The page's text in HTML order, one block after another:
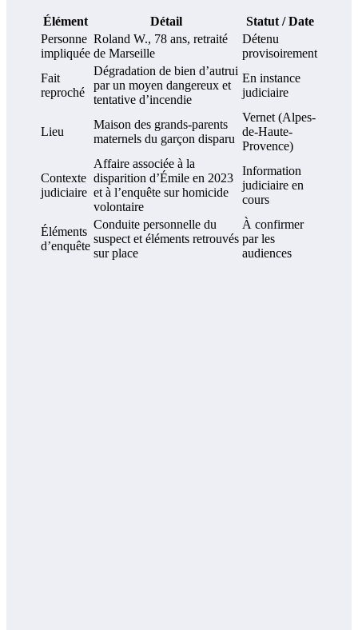
Élément Détail
Statut / Date
Personne
impliquée
Roland W., 78 ans, retraité
de Marseille
Détenu
provisoirement
Fait
reproché
Dégradation de bien d’autrui
par un moyen dangereux et
tentative d’incendie
En instance
judiciaire
Lieu
Maison des grands-parents
maternels du garçon disparu
Vernet (Alpes-
de-Haute-
Provence)
Contexte
judiciaire
Affaire associée à la
disparition d’Émile en 2023
et à l’enquête sur homicide
volontaire
Information
judiciaire en
cours
Éléments
d’enquête
Conduite personnelle du
suspect et éléments retrouvés
sur place
À confirmer
par les
audiences